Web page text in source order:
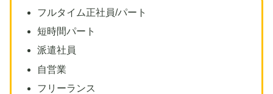
フルタイム正社員/パート
短時間パート
派遣社員
自営業
フリーランス